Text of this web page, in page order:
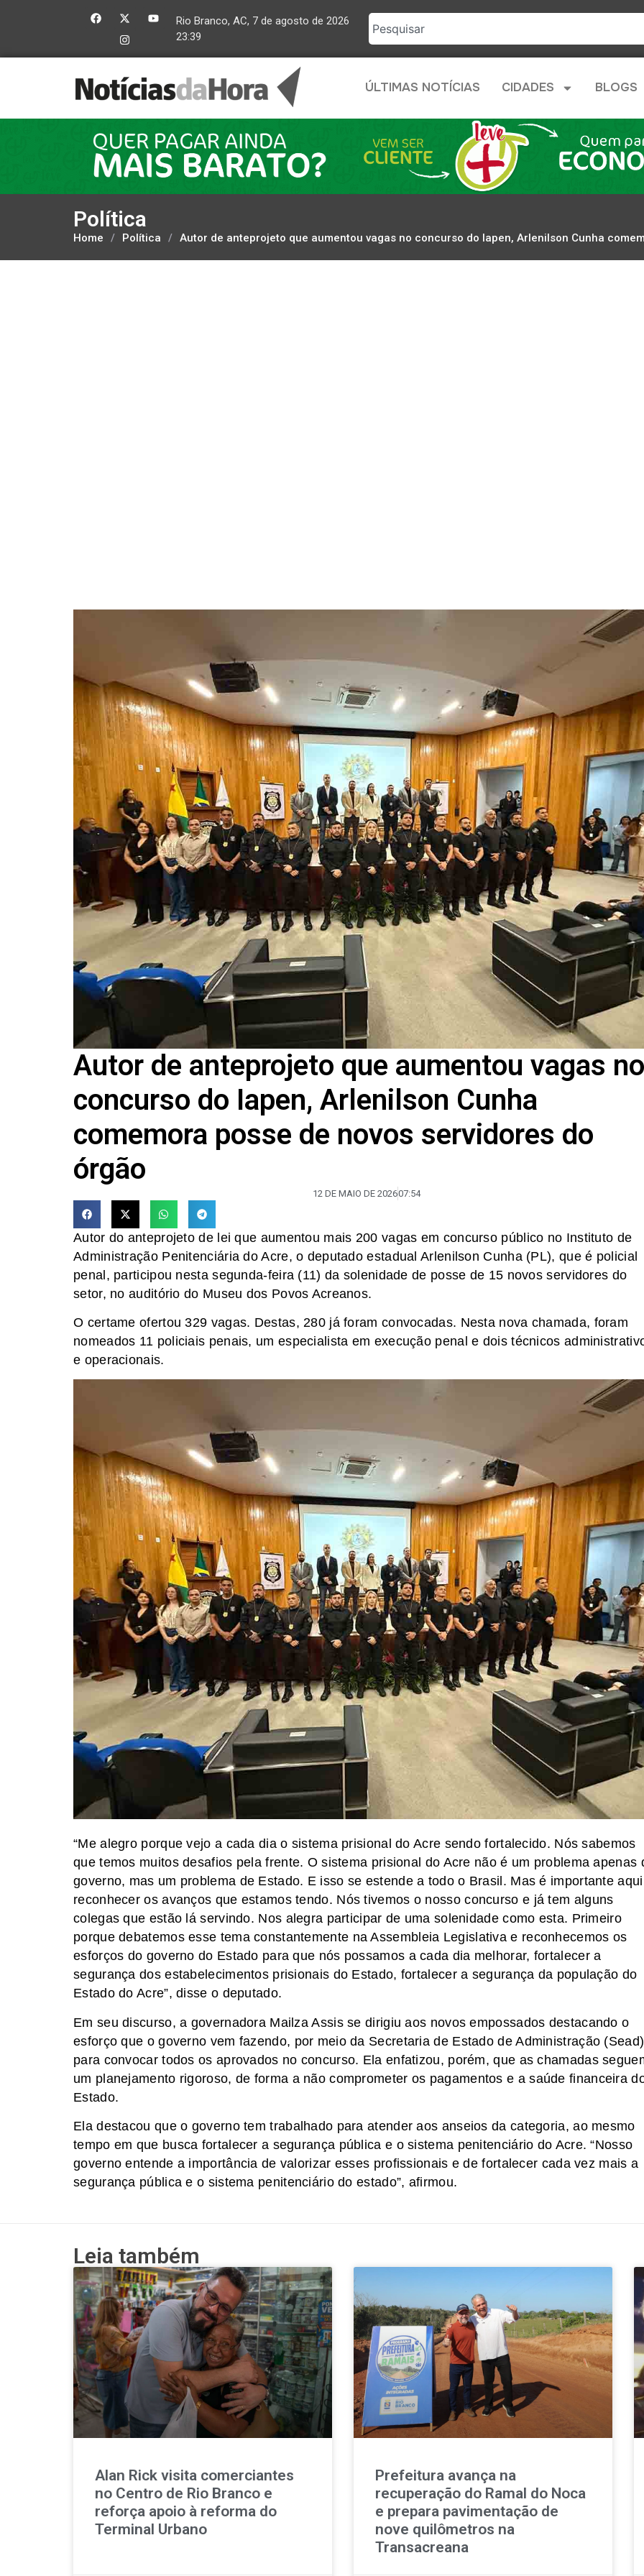
Rio Branco, AC, 7 de agosto de 2026
23:39
ÚLTIMAS NOTÍCIAS CIDADES BLOGS
Política
Home / Política / Autor de anteprojeto que aumentou vagas no concurso do Iapen, Arlenilson Cunha
Autor de anteprojeto que aumentou vagas no
concurso do Iapen, Arlenilson Cunha
comemora posse de novos servidores do
órgão
12 DE MAIO DE 202607:54
Autor do anteprojeto de lei que aumentou mais 200 vagas em concurso público no Instituto de
Administração Penitenciária do Acre, o deputado estadual Arlenilson Cunha (PL), que é policial
penal, participou nesta segunda-feira (11) da solenidade de posse de 15 novos servidores do
setor, no auditório do Museu dos Povos Acreanos.
O certame ofertou 329 vagas. Destas, 280 já foram convocadas. Nesta nova chamada, foram
nomeados 11 policiais penais, um especialista em execução penal e dois técnicos
e operacionais.
“Me alegro porque vejo a cada dia o sistema prisional do Acre sendo fortalecido. Nós sabemos
que temos muitos desafios pela frente. O sistema prisional do Acre não é um problema apenas
governo, mas um problema de Estado. E isso se estende a todo o Brasil. Mas é importante aqui
reconhecer os avanços que estamos tendo. Nós tivemos o nosso concurso e já tem alguns
colegas que estão lá servindo. Nos alegra participar de uma solenidade como esta. Primeiro
porque debatemos esse tema constantemente na Assembleia Legislativa e reconhecemos os
esforços do governo do Estado para que nós possamos a cada dia melhorar, fortalecer a
segurança dos estabelecimentos prisionais do Estado, fortalecer a segurança da população do
Estado do Acre”, disse o deputado.
Em seu discurso, a governadora Mailza Assis se dirigiu aos novos empossados destacando o
esforço que o governo vem fazendo, por meio da Secretaria de Estado de Administração
para convocar todos os aprovados no concurso. Ela enfatizou, porém, que as chamadas
um planejamento rigoroso, de forma a não comprometer os pagamentos e a saúde financeira
Estado.
Ela destacou que o governo tem trabalhado para atender aos anseios da categoria, ao mesmo
tempo em que busca fortalecer a segurança pública e o sistema penitenciário do Acre. “Nosso
governo entende a importância de valorizar esses profissionais e de fortalecer cada vez mais a
segurança pública e o sistema penitenciário do estado”, afirmou.
Leia também
Alan Rick visita comerciantes
no Centro de Rio Branco e
reforça apoio à reforma do
Terminal Urbano
Prefeitura avança na
recuperação do Ramal do Noca
e prepara pavimentação de
nove quilômetros na
Transacreana